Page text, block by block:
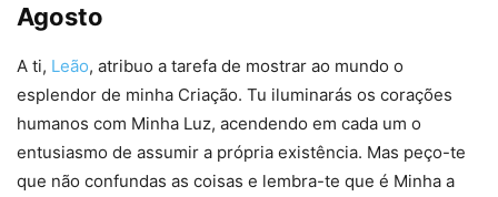
Agosto
A ti, Leão, atribuo a tarefa de mostrar ao mundo o
esplendor de minha Criação. Tu iluminarás os corações
humanos com Minha Luz, acendendo em cada um o
entusiasmo de assumir a própria existência. Mas peço-te
que não confundas as coisas e lembra-te que é Minha a